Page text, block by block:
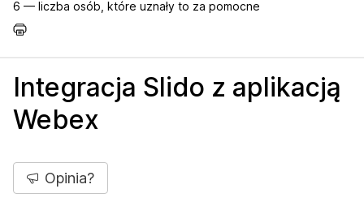
6 — liczba osób, które uznały to za pomocne
Integracja Slido z aplikacją
Webex
Opinia?